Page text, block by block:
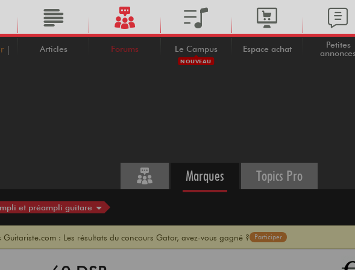
|
Articles Forums Le Campus
NOUVEAU
Espace achat
Petites
Marques Topics Pro
et préampli guitare
Guitariste.com : Les résultats du concours Gator, avez-vous gagné ? Participer